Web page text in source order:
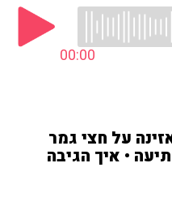
00:00
על חצי גמר
• איך הגיבה